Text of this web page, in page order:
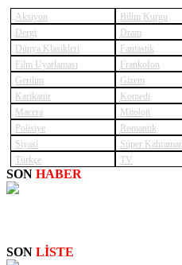
Aksiyon Bilim Kurgu
Dergi
Dram
Dünya Klasikleri
Fantastik
Film Uyarlaması
Frankofon
Gerilim
Gizem
Karikatür
Komedi
Macera
Mitoloji
Polisiye
Romantik
Siyasi
Süper Kahraman
Türkçe
TV
SON HABER
SON LİSTE